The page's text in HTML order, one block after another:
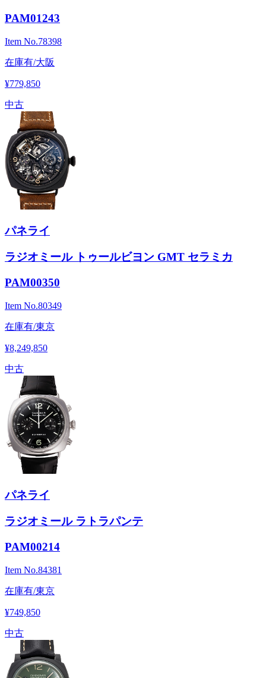
PAM01243
Item No.78398
在庫有/大阪
¥779,850
中古
パネライ
ラジオミール トゥールビヨン GMT セラミカ
PAM00350
Item No.80349
在庫有/東京
¥8,249,850
中古
パネライ
ラジオミール ラトラパンテ
PAM00214
Item No.84381
在庫有/東京
¥749,850
中古